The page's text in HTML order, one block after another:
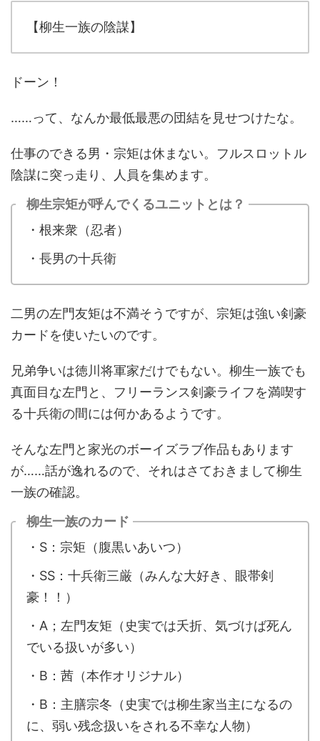
【柳生一族の陰謀】
ドーン！
……って、なんか最低最悪の団結を見せつけたな。
仕事のできる男・宗矩は休まない。フルスロットル
陰謀に突っ走り、人員を集めます。
柳生宗矩が呼んでくるユニットとは？
・根来衆（忍者）
・長男の十兵衛
二男の左門友矩は不満そうですが、宗矩は強い剣豪
カードを使いたいのです。
兄弟争いは徳川将軍家だけでもない。柳生一族でも
真面目な左門と、フリーランス剣豪ライフを満喫す
る十兵衛の間には何かあるようです。
そんな左門と家光のボーイズラブ作品もあります
が……話が逸れるので、それはさておきまして柳生
一族の確認。
柳生一族のカード
・S：宗矩（腹黒いあいつ）
・SS：十兵衛三厳（みんな大好き、眼帯剣
豪！！）
・A；左門友矩（史実では夭折、気づけば死ん
でいる扱いが多い）
・B：茜（本作オリジナル）
・B：主膳宗冬（史実では柳生家当主になるの
に、弱い残念扱いをされる不幸な人物）